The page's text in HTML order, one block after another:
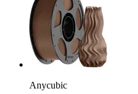
Anycubic